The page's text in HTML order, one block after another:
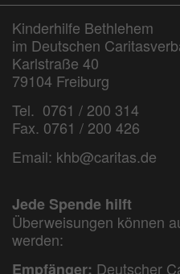
Kinderhilfe Bethlehem
im Deutschen
Karlstraße 40
79104 Freiburg
Tel. 0761 / 200 314
Fax. 0761 / 200 426
Email: khb@caritas.de
Jede Spende hilft
Überweisungen können
werden:
Empfänger: Deutscher